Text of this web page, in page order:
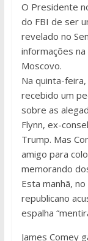
O Presidente
do FBI de ser
revelado no
informações
Moscovo.
Na quinta-
recebido um
sobre as
Flynn, ex-
Trump. Mas
amigo para
memorando
Esta manhã,
republicano
espalha
James Comey